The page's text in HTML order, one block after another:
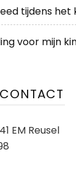
tijdens het
voor mijn
CONTACT
EM Reusel